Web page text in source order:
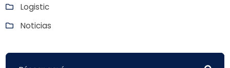
Logistic
Noticias